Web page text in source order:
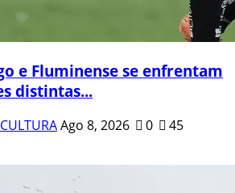
e Fluminense se enfrentam
distintas...
Ago 8, 2026 0 45